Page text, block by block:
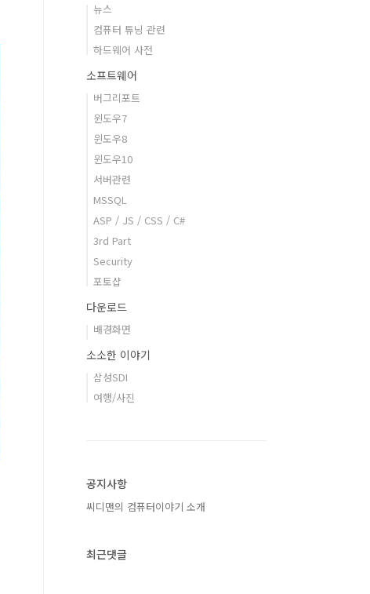
뉴스
컴퓨터 튜닝 관련
하드웨어 사전
소프트웨어
버그리포트
윈도우7
윈도우8
윈도우10
서버관련
MSSQL
ASP / JS / CSS / C#
3rd Part
Security
포토샵
다운로드
배경화면
소소한 이야기
삼성SDI
여행/사진
공지사항
씨디맨의 컴퓨터이야기 소개
최근댓글